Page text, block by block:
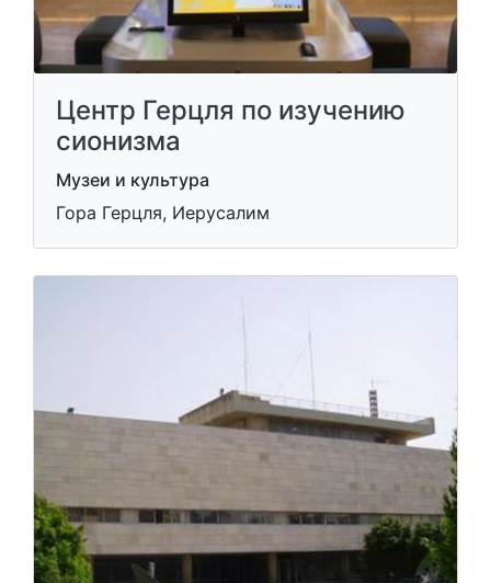
Центр Герцля по изучению
сионизма
Музеи и культура
Гора Герцля, Иерусалим